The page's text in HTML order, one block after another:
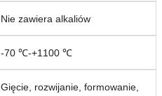
Nie zawiera alkaliów
-70 ℃-+1100 ℃
Gięcie, rozwijanie, formowanie,